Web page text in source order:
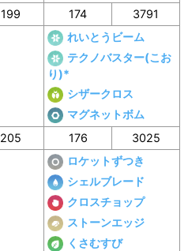
199 174 3791
れいとうビーム
テクノバスター(こお
り)*
シザークロス
マグネットボム
205 176 3025
ロケットずつき
シェルブレード
クロスチョップ
ストーンエッジ
くさむすび